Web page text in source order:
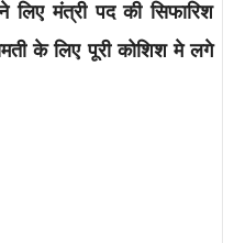
मंत्री पद की सिफारिश
के लिए पूरी कोशिश मे लगे